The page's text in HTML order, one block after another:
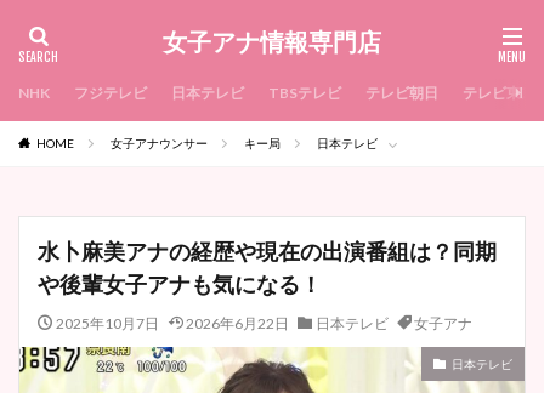
女子アナ情報専門店
NHK フジテレビ 日本テレビ TBSテレビ テレビ朝日 テレビ東京
HOME 女子アナウンサー キー局 日本テレビ
水卜麻美アナの経歴や現在の出演番組は？同期
や後輩女子アナも気になる！
2025年10月7日 2026年6月22日 日本テレビ 女子アナ
日本テレビ